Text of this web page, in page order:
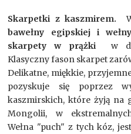
Skarpetki z kaszmirem.
bawełny egipskiej i
skarpety w prążki w
Klasyczny fason skarpet
Delikatne, miękkie,
pozyskuje się poprzez
kaszmirskich, które żyją na
Mongolii, w
Wełna "puch" z tych kóz,